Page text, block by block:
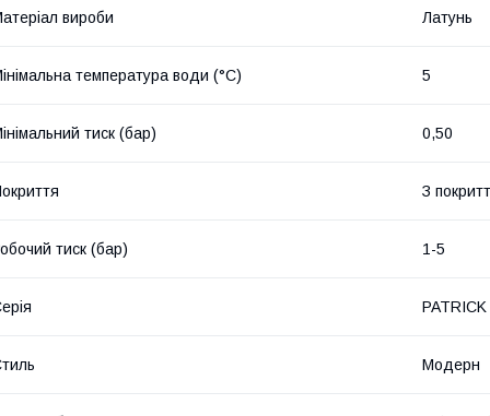
вироби Латунь
температура води (°C) 5
тиск (бар) 0,50
З
тиск (бар) 1-5
PATRICK
Модерн